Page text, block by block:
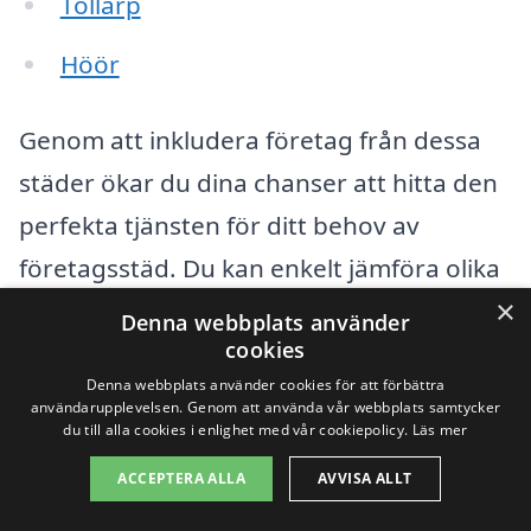
Höör
Genom att inkludera företag från dessa
städer ökar du dina chanser att hitta den
perfekta tjänsten för ditt behov av
företagsstäd. Du kan enkelt jämföra olika
erbjudanden och priser på xn--fretagsstd-
pris-8kb11a.se, där du får möjlighet att
begära offerter från flera olika
städföretag. Detta gör det enkelt att hitta
en tjänst som både passar din budget och
×
Denna webbplats använder
cookies
Denna webbplats använder cookies för att förbättra
användarupplevelsen. Genom att använda vår webbplats samtycker
du till alla cookies i enlighet med vår cookiepolicy. Läs mer
ACCEPTERA ALLA AVVISA ALLT